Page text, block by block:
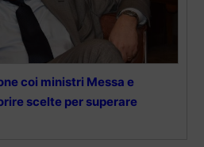
coi ministri Messa e
scelte per superare